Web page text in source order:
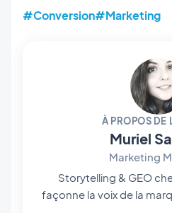
#Conversion#Marketing
À PROPOS DE
Muriel
Marketing
Storytelling & GEO
façonne la voix de la